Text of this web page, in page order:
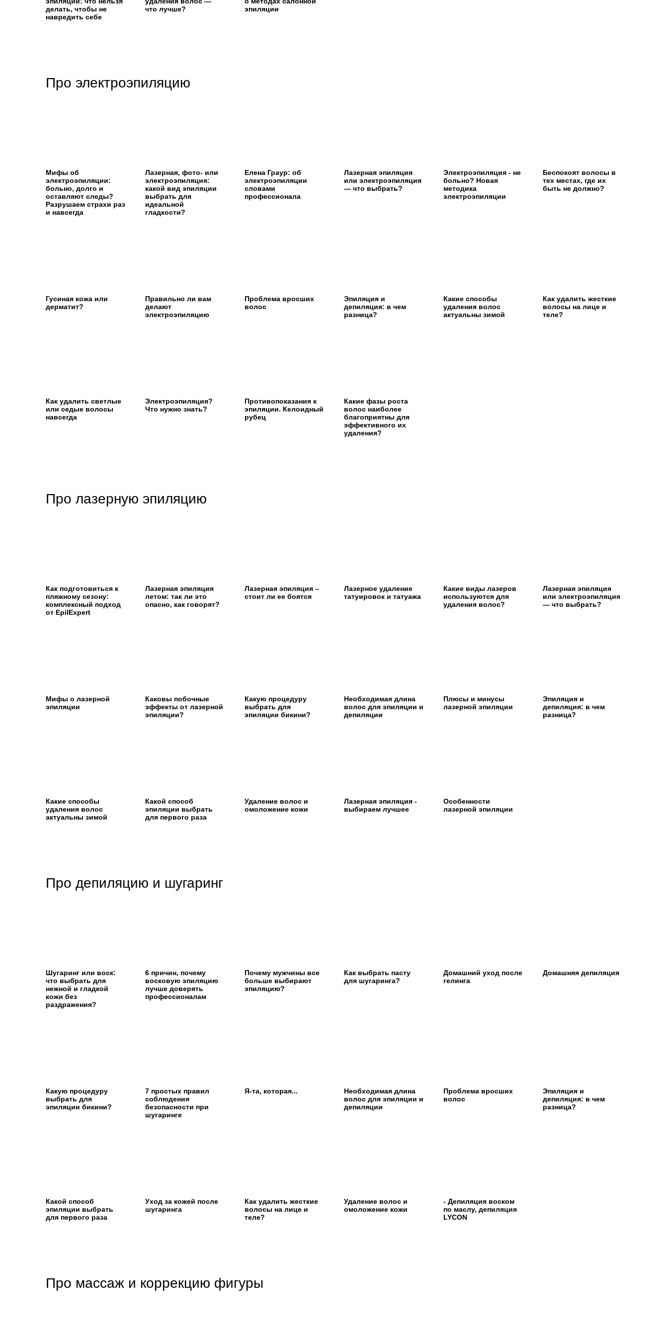
делать, чтобы не
навредить себе
что лучше?
эпиляции
Про электроэпиляцию
Мифы об
электроэпиляции:
больно, долго и
оставляют следы?
Разрушаем страхи раз
и навсегда
Лазерная, фото- или
электроэпиляция:
какой вид эпиляции
выбрать для
идеальной
гладкости?
Елена Граур: об
электроэпиляции
словами
профессионала
Лазерная эпиляция
или электроэпиляция
— что выбрать?
Электроэпиляция - не
больно? Новая
методика
электроэпиляции
Беспокоят волосы в
тех местах, где их
быть не должно?
Гусиная кожа или
дерматит?
Правильно ли вам
делают
электроэпиляцию
Проблема вросших
волос
Эпиляция и
депиляция: в чем
разница?
Какие способы
удаления волос
актуальны зимой
Как удалить жесткие
волосы на лице и
теле?
Как удалить светлые
или седые волосы
навсегда
Электроэпиляция?
Что нужно знать?
Противопоказания к
эпиляции. Келоидный
рубец
Какие фазы роста
волос наиболее
благоприятны для
эффективного их
удаления?
Про лазерную эпиляцию
Как подготовиться к
пляжному сезону:
комплексный подход
от EpilExpert
Лазерная эпиляция
летом: так ли это
опасно, как говорят?
Лазерная эпиляция –
стоит ли ее боятся
Лазерное удаление
татуировок и татуажа
Какие виды лазеров
используются для
удаления волос?
Лазерная эпиляция
или электроэпиляция
— что выбрать?
Мифы о лазерной
эпиляции
Каковы побочные
эффекты от лазерной
эпиляции?
Какую процедуру
выбрать для
эпиляции бикини?
Необходимая длина
волос для эпиляции и
депиляции
Плюсы и минусы
лазерной эпиляции
Эпиляция и
депиляция: в чем
разница?
Какие способы
удаления волос
актуальны зимой
Какой способ
эпиляции выбрать
для первого раза
Удаление волос и
омоложение кожи
Лазерная эпиляция -
выбираем лучшее
Особенности
лазерной эпиляции
Про депиляцию и шугаринг
Шугаринг или воск:
что выбрать для
нежной и гладкой
кожи без
раздражения?
6 причин, почему
восковую эпиляцию
лучше доверять
профессионалам
Почему мужчины все
больше выбирают
эпиляцию?
Как выбрать пасту
для шугаринга?
Домашний уход после
гелинга
Домашняя депиляция
Какую процедуру
выбрать для
эпиляции бикини?
7 простых правил
соблюдения
безопасности при
шугаринге
Я-та, которая...
Необходимая длина
волос для эпиляции и
депиляции
Проблема вросших
волос
Эпиляция и
депиляция: в чем
разница?
Какой способ
эпиляции выбрать
для первого раза
Уход за кожей после
шугаринга
Как удалить жесткие
волосы на лице и
теле?
Удаление волос и
омоложение кожи
- Депиляция воском
по маслу, депиляция
LYCON
Про массаж и коррекцию фигуры